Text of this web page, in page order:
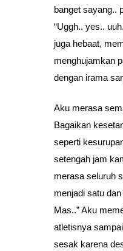
banget sayang..
“Uggh.. yes..
juga hebaat,
menghujamkan
dengan irama
Aku merasa
Bagaikan
seperti
setengah jam
merasa seluruh
menjadi satu
Mas..” Aku
atletisnya
sesak karena